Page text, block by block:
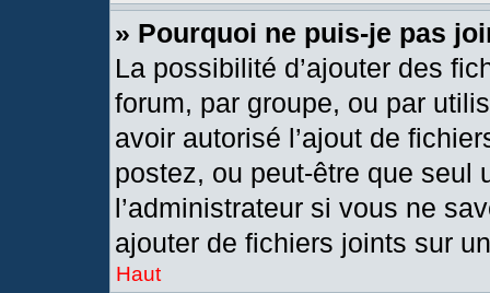
» Pourquoi ne puis-je pas
La possibilité d’ajouter des
forum, par groupe, ou par
avoir autorisé l’ajout de
postez, ou peut-être que seul
l’administrateur si vous ne
ajouter de fichiers joints sur
Haut